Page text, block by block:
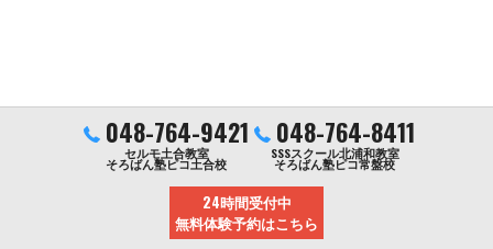
048-764-9421
セルモ土合教室
そろばん塾ピコ土合校
048-764-8411
SSSスクール北浦和教室
そろばん塾ピコ常盤校
24時間受付中
無料体験予約はこちら